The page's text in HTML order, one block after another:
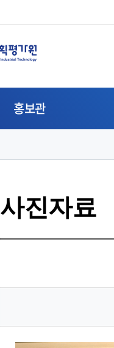
홍보관
사진자료